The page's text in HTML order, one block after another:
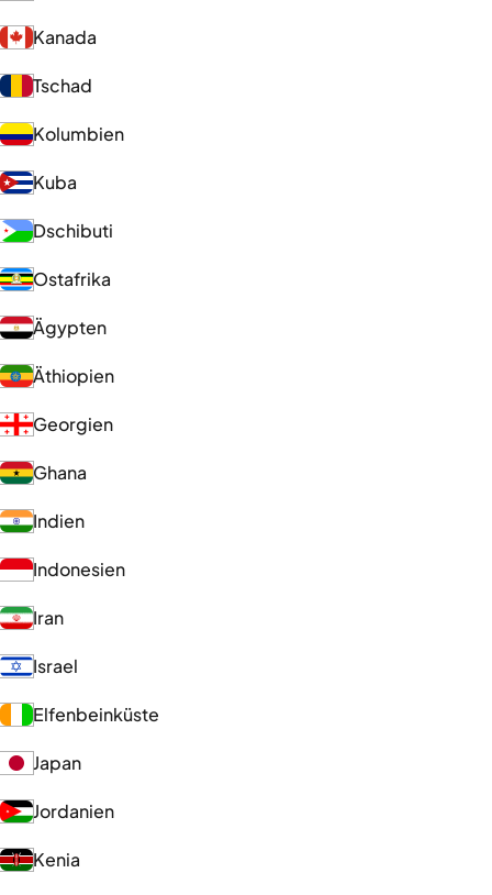
Kanada
Tschad
Kolumbien
Kuba
Dschibuti
Ostafrika
Ägypten
Äthiopien
Georgien
Ghana
Indien
Indonesien
Iran
Israel
Elfenbeinküste
Japan
Jordanien
Kenia